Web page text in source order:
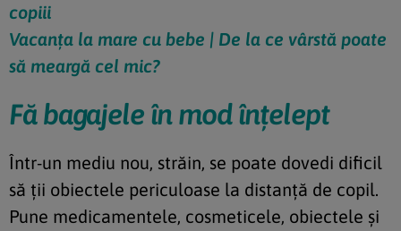
copiii
Vacanța la mare cu bebe | De la ce vârstă poate
să meargă cel mic?
Fă bagajele în mod înțelept
Într-un mediu nou, străin, se poate dovedi dificil
să ții obiectele periculoase la distanță de copil.
Pune medicamentele, cosmeticele, obiectele și